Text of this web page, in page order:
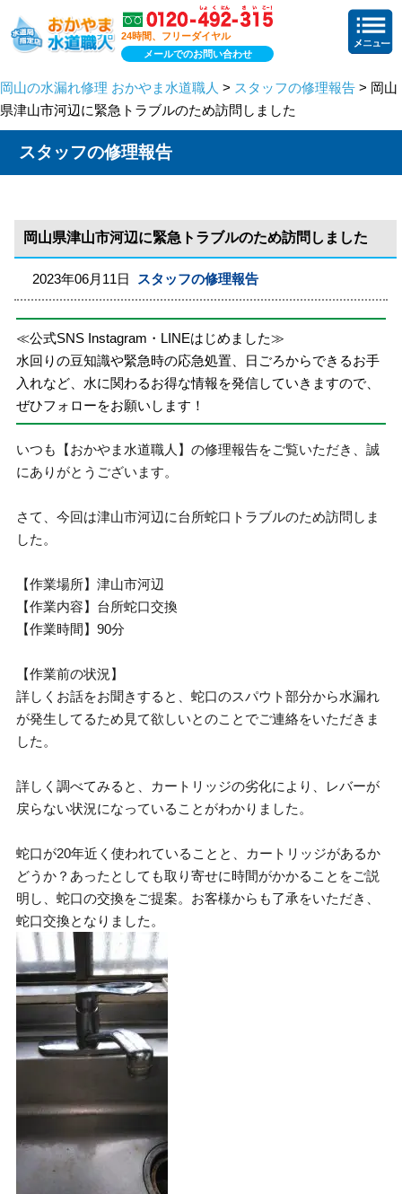
24時間、フリーダイヤル
メールでのお問い合わせ
岡山の水漏れ修理 おかやま水道職人 > スタッフの修理報告 > 岡山
県津山市河辺に緊急トラブルのため訪問しました
スタッフの修理報告
岡山県津山市河辺に緊急トラブルのため訪問しました
2023年06月11日 スタッフの修理報告
≪公式SNS Instagram・LINEはじめました≫
水回りの豆知識や緊急時の応急処置、日ごろからできるお手
入れなど、水に関わるお得な情報を発信していきますので、
ぜひフォローをお願いします！
いつも【おかやま水道職人】の修理報告をご覧いただき、誠
にありがとうございます。
さて、今回は津山市河辺に台所蛇口トラブルのため訪問しま
した。
【作業場所】津山市河辺
【作業内容】台所蛇口交換
【作業時間】90分
【作業前の状況】
詳しくお話をお聞きすると、蛇口のスパウト部分から水漏れ
が発生してるため見て欲しいとのことでご連絡をいただきま
した。
詳しく調べてみると、カートリッジの劣化により、レバーが
戻らない状況になっていることがわかりました。
蛇口が20年近く使われていることと、カートリッジがあるか
どうか？あったとしても取り寄せに時間がかかることをご説
明し、蛇口の交換をご提案。お客様からも了承をいただき、
蛇口交換となりました。